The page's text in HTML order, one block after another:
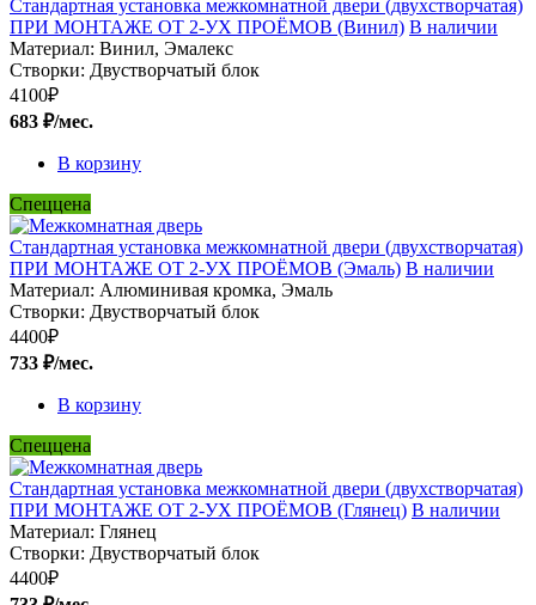
Стандартная установка межкомнатной двери (двухстворчатая)
ПРИ МОНТАЖЕ ОТ 2-УХ ПРОЁМОВ (Винил) В наличии
Материал: Винил, Эмалекс
Створки: Двустворчатый блок
4100₽
683 ₽/мес.
В корзину
Спеццена
Стандартная установка межкомнатной двери (двухстворчатая)
ПРИ МОНТАЖЕ ОТ 2-УХ ПРОЁМОВ (Эмаль) В наличии
Материал: Алюминивая кромка, Эмаль
Створки: Двустворчатый блок
4400₽
733 ₽/мес.
В корзину
Спеццена
Стандартная установка межкомнатной двери (двухстворчатая)
ПРИ МОНТАЖЕ ОТ 2-УХ ПРОЁМОВ (Глянец) В наличии
Материал: Глянец
Створки: Двустворчатый блок
4400₽